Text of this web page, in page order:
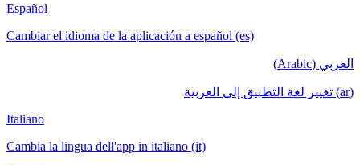
Español
Cambiar el idioma de la aplicación a español (es)
العربي (Arabic)
(ar) تغيير لغة التطبيق إلى العربية
Italiano
Cambia la lingua dell'app in italiano (it)